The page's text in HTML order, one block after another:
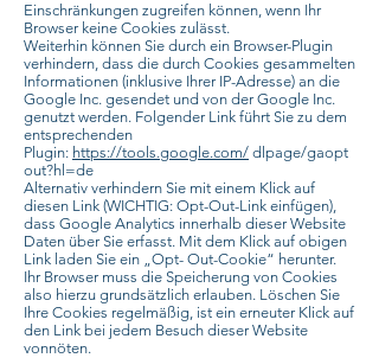
Einschränkungen zugreifen können, wenn Ihr
Browser keine Cookies zulässt.
Weiterhin können Sie durch ein Browser-Plugin
verhindern, dass die durch Cookies gesammelten
Informationen (inklusive Ihrer IP-Adresse) an die
Google Inc. gesendet und von der Google Inc.
genutzt werden. Folgender Link führt Sie zu dem
entsprechenden
Plugin: https://tools.google.com/ dlpage/gaopt
out?hl=de
Alternativ verhindern Sie mit einem Klick auf
diesen Link (WICHTIG: Opt-Out-Link einfügen),
dass Google Analytics innerhalb dieser Website
Daten über Sie erfasst. Mit dem Klick auf obigen
Link laden Sie ein „Opt- Out-Cookie“ herunter.
Ihr Browser muss die Speicherung von Cookies
also hierzu grundsätzlich erlauben. Löschen Sie
Ihre Cookies regelmäßig, ist ein erneuter Klick auf
den Link bei jedem Besuch dieser Website
vonnöten.